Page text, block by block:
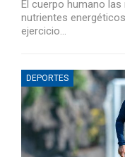
El cuerpo humano
nutrientes
ejercicio…
DEPORTES